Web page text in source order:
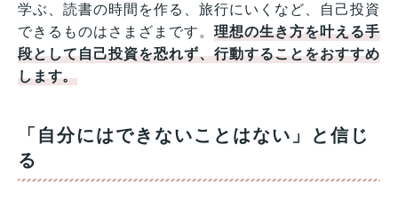
学ぶ、読書の時間を作る、旅行にいくなど、自己投資
できるものはさまざまです。理想の生き方を叶える手
段として自己投資を恐れず、行動することをおすすめ
します。
「自分にはできないことはない」と信じ
る